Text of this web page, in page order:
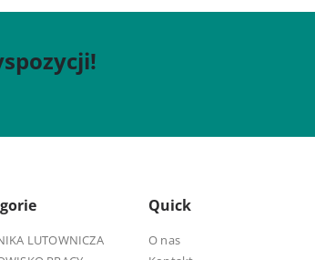
LUTOWNICZA
Quick
O nas